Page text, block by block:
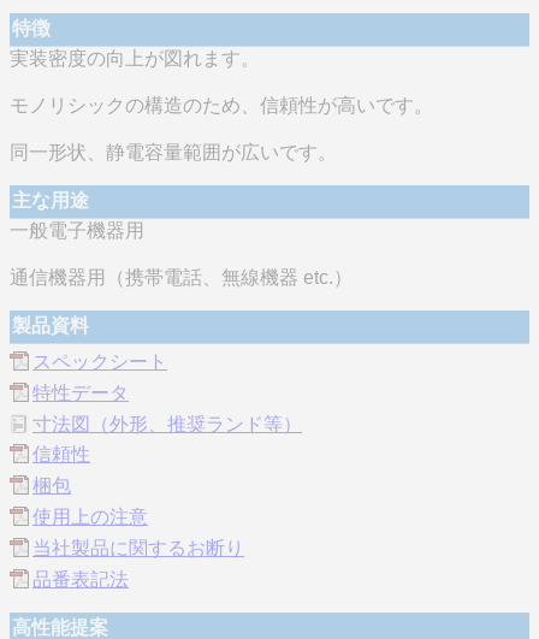
特徴
実装密度の向上が図れます。
モノリシックの構造のため、信頼性が高いです。
同一形状、静電容量範囲が広いです。
主な用途
一般電子機器用
通信機器用（携帯電話、無線機器 etc.）
製品資料
スペックシート
特性データ
寸法図（外形、推奨ランド等）
信頼性
梱包
使用上の注意
当社製品に関するお断り
品番表記法
高性能提案